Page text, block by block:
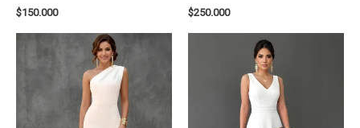
$150.000
$250.000